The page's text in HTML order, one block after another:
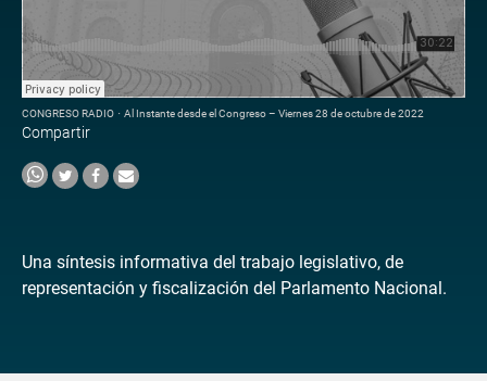
CONGRESO RADIO · Al Instante desde el Congreso – Viernes 28 de octubre de 2022
Compartir
Una síntesis informativa del trabajo legislativo, de
representación y fiscalización del Parlamento Nacional.